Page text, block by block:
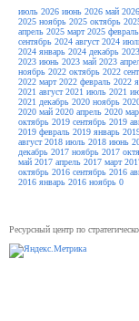
июль 2026 июнь 2026 май 2026
2025 ноябрь 2025 октябрь
апрель 2025 март 2025
сентябрь 2024 август 2024
2024 январь 2024 декабрь 2023
2023 июнь 2023 май 2023
ноябрь 2022 октябрь 2022
2022 март 2022 февраль 2022
2021 август 2021 июль 2021
2021 декабрь 2020 ноябрь
2020 май 2020 апрель 2020
октябрь 2019 сентябрь 2019
2019 февраль 2019 январь
август 2018 июль 2018 июнь
декабрь 2017 ноябрь 2017
май 2017 апрель 2017 март
октябрь 2016 сентябрь 2016
2016 январь 2016 ноябрь 0
Ресурсный центр по